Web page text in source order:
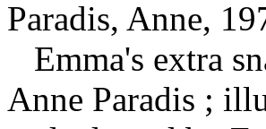
Paradis, Anne,
Emma's extra
Anne Paradis ;